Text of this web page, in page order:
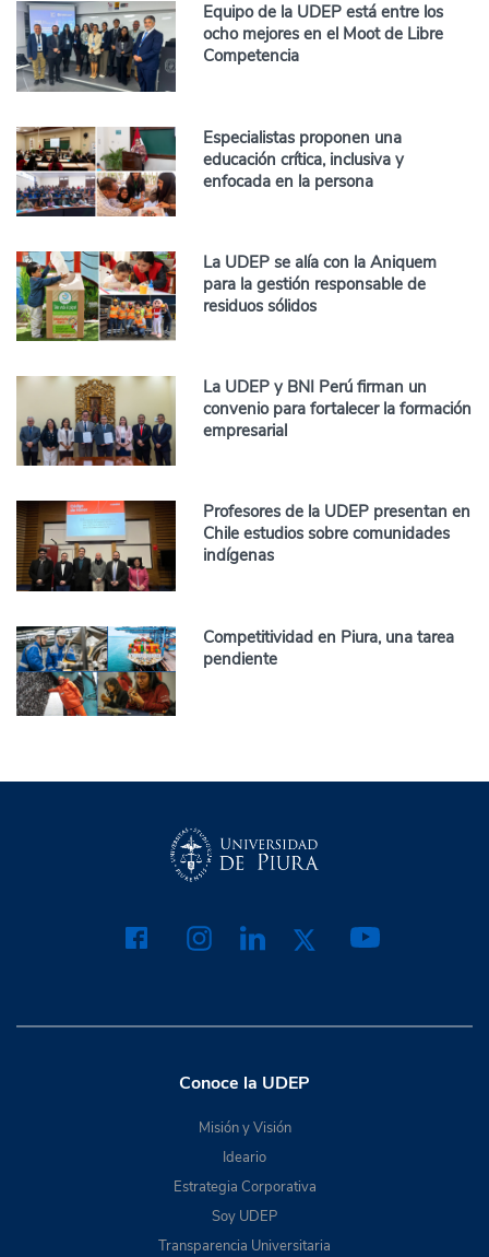
Equipo de la UDEP está entre los
ocho mejores en el Moot de Libre
Competencia
Especialistas proponen una
educación crítica, inclusiva y
enfocada en la persona
La UDEP se alía con la Aniquem
para la gestión responsable de
residuos sólidos
La UDEP y BNI Perú firman un
convenio para fortalecer la formación
empresarial
Profesores de la UDEP presentan en
Chile estudios sobre comunidades
indígenas
Competitividad en Piura, una tarea
pendiente
Conoce la UDEP
Misión y Visión
Ideario
Estrategia Corporativa
Soy UDEP
Transparencia Universitaria